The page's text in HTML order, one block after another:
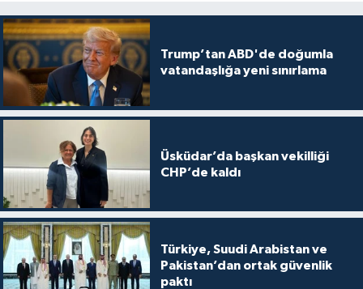
Trump’tan ABD'de doğumla
vatandaşlığa yeni sınırlama
Üsküdar’da başkan vekilliği
CHP’de kaldı
Türkiye, Suudi Arabistan ve
Pakistan’dan ortak güvenlik
paktı